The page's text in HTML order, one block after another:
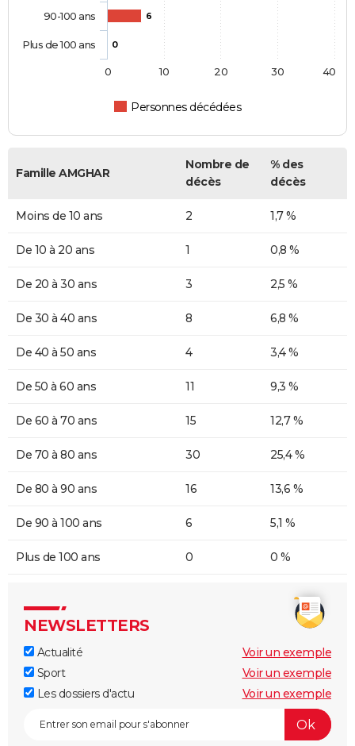
6
0
Personnes décédées
90-100 ans
Plus de 100 ans
0 10 20 30 40
Famille AMGHAR
Nombre de
décès
% des
décès
Moins de 10 ans 2 1,7 %
De 10 à 20 ans 1 0,8 %
De 20 à 30 ans 3 2,5 %
De 30 à 40 ans 8 6,8 %
De 40 à 50 ans 4 3,4 %
De 50 à 60 ans 11 9,3 %
De 60 à 70 ans 15 12,7 %
De 70 à 80 ans 30 25,4 %
De 80 à 90 ans 16 13,6 %
De 90 à 100 ans 6 5,1 %
Plus de 100 ans 0 0 %
NEWSLETTERS
Actualité
Voir un exemple
Sport
Voir un exemple
Les dossiers d'actu
Voir un exemple